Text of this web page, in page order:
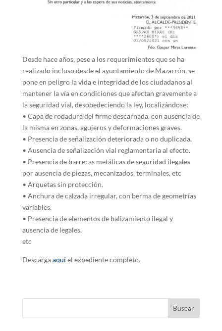
Desde hace años, pese a los requerimientos que se ha
realizado incluso desde el ayuntamiento de Mazarrón, se
pone en peligro la vida e integridad de los ciudadanos al
mantener la vía en condiciones que afectan gravemente a
la seguridad vial, desobedeciendo la ley, localizándose:
• Capa de rodadura del firme descarnada, con ausencia de
la misma en zonas, agujeros y deformaciones graves.
• Presencia de señalización deteriorada o no duplicada.
• Ausencia de señalización vial reglamentaria al efecto.
• Presencia de barreras metálicas de seguridad ilegales
por ausencia de piezas, mecanizados, terminales, etc
• Arquetas sin protección.
• Anchura de calzada irregular, con berma de geometrías
variables.
• Presencia de elementos de balizamiento ilegal y
ausencia de legales.
etc
Descargaaquíel expediente completo.